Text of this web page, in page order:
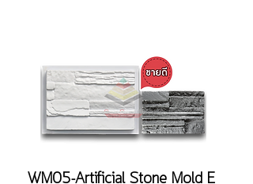
WM05-Artificial Stone Mold E